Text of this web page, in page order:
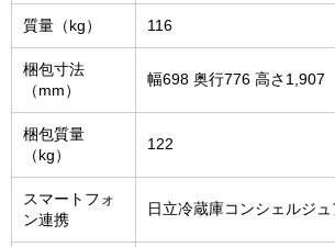
質量（kg） 116
梱包寸法
（mm）
幅698 奥行776 高さ1,907
梱包質量
（kg）
122
スマートフォ
ン連携
日立冷蔵庫コンシェルジュ